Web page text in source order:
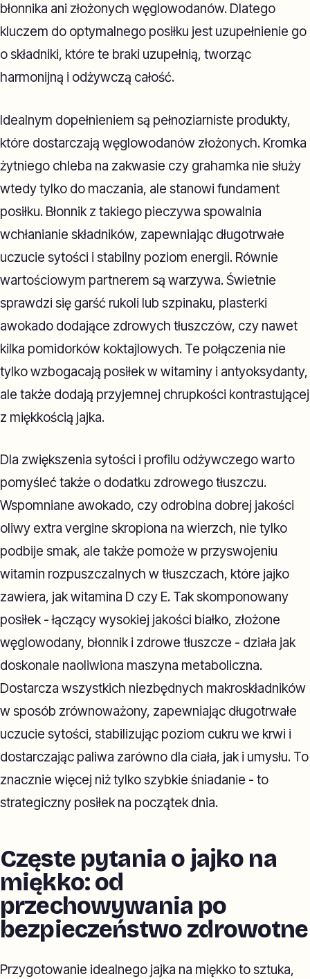
błonnika ani złożonych węglowodanów. Dlatego
kluczem do optymalnego posiłku jest uzupełnienie go
o składniki, które te braki uzupełnią, tworząc
harmonijną i odżywczą całość.
Idealnym dopełnieniem są pełnoziarniste produkty,
które dostarczają węglowodanów złożonych. Kromka
żytniego chleba na zakwasie czy grahamka nie służy
wtedy tylko do maczania, ale stanowi fundament
posiłku. Błonnik z takiego pieczywa spowalnia
wchłanianie składników, zapewniając długotrwałe
uczucie sytości i stabilny poziom energii. Równie
wartościowym partnerem są warzywa. Świetnie
sprawdzi się garść rukoli lub szpinaku, plasterki
awokado dodające zdrowych tłuszczów, czy nawet
kilka pomidorków koktajlowych. Te połączenia nie
tylko wzbogacają posiłek w witaminy i antyoksydanty,
ale także dodają przyjemnej chrupkości kontrastującej
z miękkością jajka.
Dla zwiększenia sytości i profilu odżywczego warto
pomyśleć także o dodatku zdrowego tłuszczu.
Wspomniane awokado, czy odrobina dobrej jakości
oliwy extra vergine skropiona na wierzch, nie tylko
podbije smak, ale także pomoże w przyswojeniu
witamin rozpuszczalnych w tłuszczach, które jajko
zawiera, jak witamina D czy E. Tak skomponowany
posiłek - łączący wysokiej jakości białko, złożone
węglowodany, błonnik i zdrowe tłuszcze - działa jak
doskonale naoliwiona maszyna metaboliczna.
Dostarcza wszystkich niezbędnych makroskładników
w sposób zrównoważony, zapewniając długotrwałe
uczucie sytości, stabilizując poziom cukru we krwi i
dostarczając paliwa zarówno dla ciała, jak i umysłu. To
znacznie więcej niż tylko szybkie śniadanie - to
strategiczny posiłek na początek dnia.
Częste pytania o jajko na
miękko: od
przechowywania po
bezpieczeństwo zdrowotne
Przygotowanie idealnego jajka na miękko to sztuka,